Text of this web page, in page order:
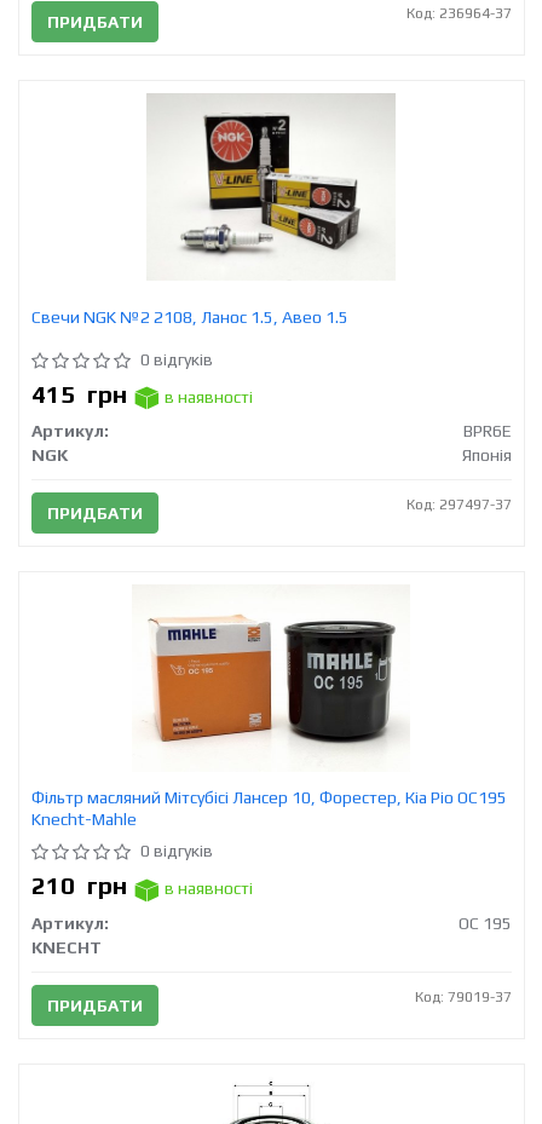
ПРИДБАТИ Код: 236964-37
Свечи NGK №2 2108, Ланос 1.5, Авео 1.5
0 відгуків
415 грн
в наявності
Артикул:
BPR6E
NGK
Японія
ПРИДБАТИ Код: 297497-37
Фільтр масляний Мітсубісі Лансер 10, Форестер, Кіа Ріо OC195
Knecht-Mahle
0 відгуків
210 грн
в наявності
Артикул:
OC 195
KNECHT
ПРИДБАТИ Код: 79019-37